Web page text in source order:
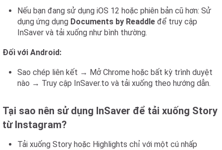
Nếu bạn đang sử dụng iOS 12 hoặc phiên bản cũ hơn: Sử
dụng ứng dụng Documents by Readdle để truy cập
InSaver và tải xuống như bình thường.
Đối với Android:
Sao chép liên kết → Mở Chrome hoặc bất kỳ trình duyệt
nào → Truy cập InSaver.to và tải xuống theo hướng dẫn.
Tại sao nên sử dụng InSaver để tải xuống Story
từ Instagram?
Tải xuống Story hoặc Highlights chỉ với một cú nhấp